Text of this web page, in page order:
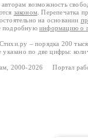
возможность
законом . Перепечатка
на основании
подробную информацию о
– порядка 200
по две цифры:
2000-2026 Портал